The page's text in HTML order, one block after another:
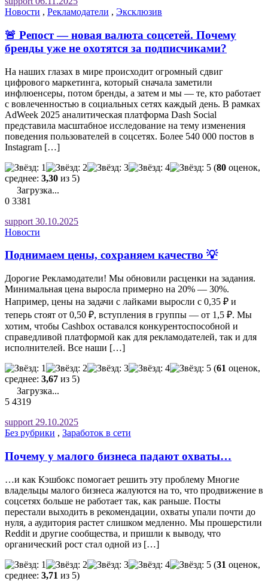
Новости , Рекламодатели , Эксклюзив
🚨 Репост — новая валюта соцсетей. Почему
бренды уже не охотятся за подписчиками?
На наших глазах в мире происходит огромный сдвиг
цифрового маркетинга, который сначала заметили
инфлюенсеры, потом бренды, а затем и мы — те, кто работает
с вовлеченностью в социальных сетях каждый день. В рамках
AdWeek 2025 аналитическая платформа Dash Social
представила масштабное исследование на тему изменения
поведения пользователей в соцсетях. Более 540 000 постов в
Instagram […]
(80 оценок,
среднее: 3,30 из 5)
Загрузка...
0 3381
support 30.10.2025
Новости
Поднимаем цены, сохраняем качество 💡
Дорогие Рекламодатели! Мы обновили расценки на задания.
Минимальная цена выросла примерно на 20% — 30%.
Например, цены на задачи с лайками выросли с 0,35 ₽ и
теперь стоят от 0,50 ₽, вступления в группы — от 1,5 ₽. Мы
хотим, чтобы Cashbox оставался конкурентоспособной и
справедливой платформой как для рекламодателей, так и для
исполнителей. Все наши […]
(61 оценок,
среднее: 3,67 из 5)
Загрузка...
5 4319
support 29.10.2025
Без рубрики , Заработок в сети
Почему у малого бизнеса падают охваты…
…и как Кэшбокс помогает решить эту проблему Многие
владельцы малого бизнеса жалуются на то, что продвижение в
соцсетях больше не работает так, как раньше. Посты
перестали выходить в рекомендации, охваты упали почти до
нуля, а аудитория растет слишком медленно. Мы прошерстили
Reddit и другие сообщества, и пришли к выводу, что
органический рост стал одной из […]
(31 оценок,
среднее: 3,71 из 5)